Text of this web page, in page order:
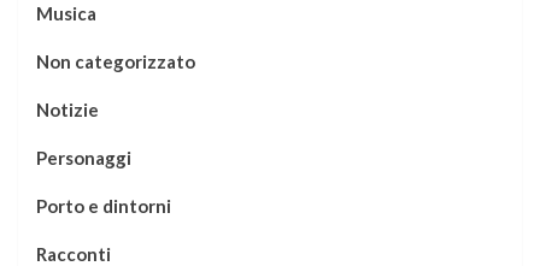
Musica
Non categorizzato
Notizie
Personaggi
Porto e dintorni
Racconti